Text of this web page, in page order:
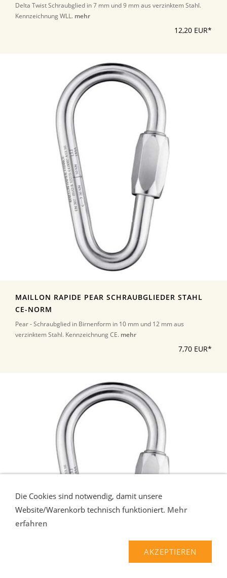
Delta Twist Schraubglied in 7 mm und 9 mm aus verzinktem Stahl.
Kennzeichnung WLL. mehr
12,20 EUR*
MAILLON RAPIDE PEAR SCHRAUBGLIEDER STAHL
CE-NORM
Pear - Schraubglied in Birnenform in 10 mm und 12 mm aus
verzinktem Stahl. Kennzeichnung CE. mehr
7,70 EUR*
Die Cookies sind notwendig, damit unsere
Website/Warenkorb technisch funktioniert. Mehr
erfahren
AKZEPTIEREN